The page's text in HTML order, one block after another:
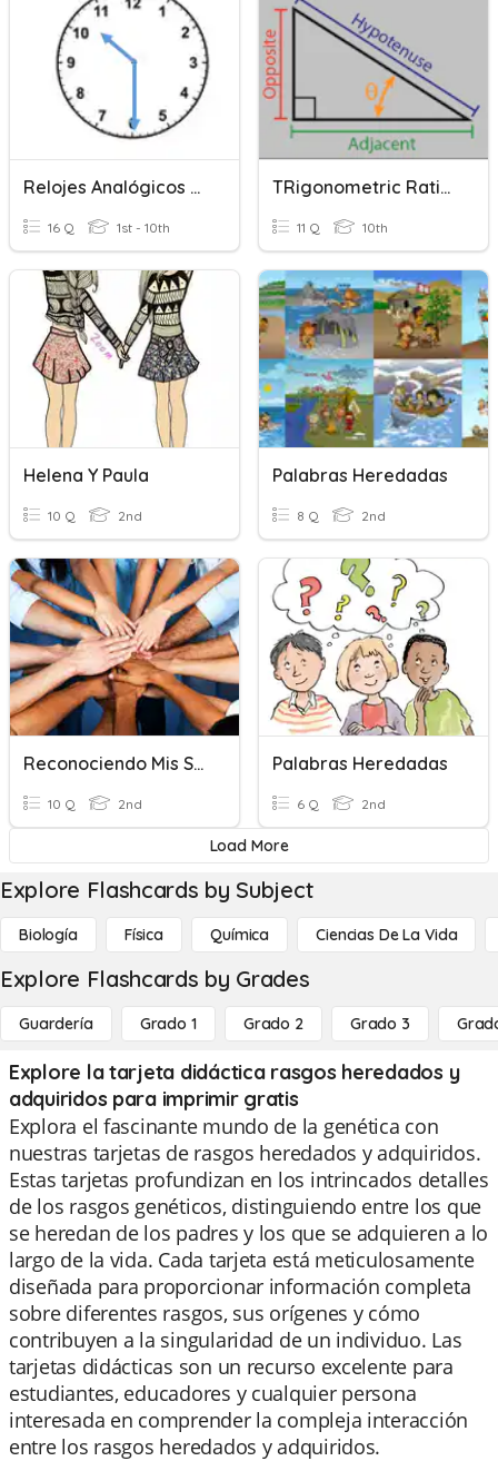
Relojes Analógicos Y Digitales
16 Q 1st - 10th
TRigonometric Ratios
11 Q 10th
Helena Y Paula
10 Q 2nd
Palabras Heredadas
8 Q 2nd
Reconociendo Mis Saberes Adquiridos
10 Q 2nd
Palabras Heredadas
6 Q 2nd
Load More
Explore Flashcards by Subject
Biología Física Química Ciencias De La Vida
Explore Flashcards by Grades
Guardería Grado 1 Grado 2 Grado 3
Explore la tarjeta didáctica rasgos heredados y
adquiridos para imprimir gratis
Explora el fascinante mundo de la genética con
nuestras tarjetas de rasgos heredados y adquiridos.
Estas tarjetas profundizan en los intrincados detalles
de los rasgos genéticos, distinguiendo entre los que
se heredan de los padres y los que se adquieren a lo
largo de la vida. Cada tarjeta está meticulosamente
diseñada para proporcionar información completa
sobre diferentes rasgos, sus orígenes y cómo
contribuyen a la singularidad de un individuo. Las
tarjetas didácticas son un recurso excelente para
estudiantes, educadores y cualquier persona
interesada en comprender la compleja interacción
entre los rasgos heredados y adquiridos.